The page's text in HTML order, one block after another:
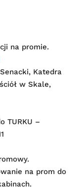
na promie.
Katedra
w Skale,
TURKU –
na prom do